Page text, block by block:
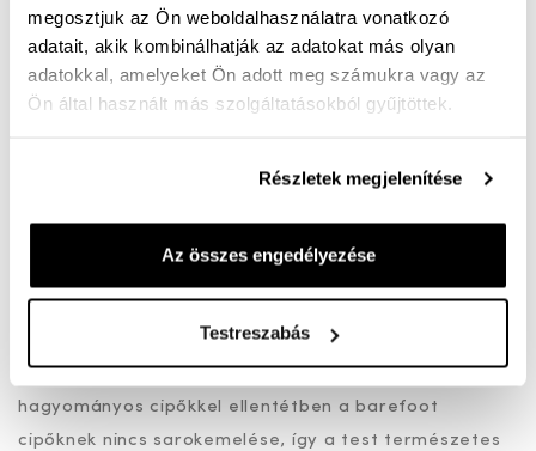
megosztjuk az Ön weboldalhasználatra vonatkozó
adatait, akik kombinálhatják az adatokat más olyan
adatokkal, amelyeket Ön adott meg számukra vagy az
Ön által használt más szolgáltatásokból gyűjtöttek.
Részletek megjelenítése
Az összes engedélyezése
Testreszabás
Miért jó a barefoot cipő?
Természetes mozgás - A barefoot cipők kialakítása
Vékony és rugalmas talp - Segít érezni a talajt, javítja
az egyensúlyérzéket és erősíti a talp izmait.
Sarokemelés nélküli kialakítás (zero drop) - A
hagyományos cipőkkel ellentétben a barefoot
cipőknek nincs sarokemelése, így a test természetes